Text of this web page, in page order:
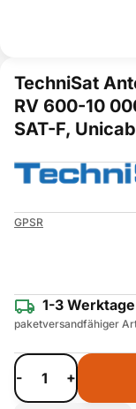
TechniSat
RV 600-10
SAT-F,
GPSR
1-3 Werktage
paketversandfähiger
- +